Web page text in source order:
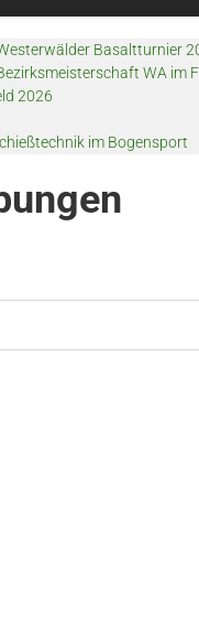
Basaltturnier
WA im
2026
im Bogensport